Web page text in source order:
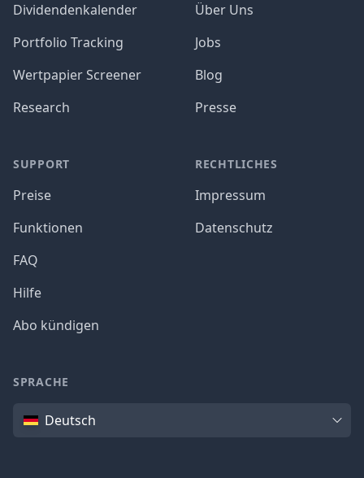
Dividendenkalender
Portfolio Tracking
Wertpapier Screener
Research
SUPPORT
Preise
Funktionen
FAQ
Hilfe
Abo kündigen
Über Uns
Jobs
Blog
Presse
RECHTLICHES
Impressum
Datenschutz
SPRACHE
SpracheDeutsch